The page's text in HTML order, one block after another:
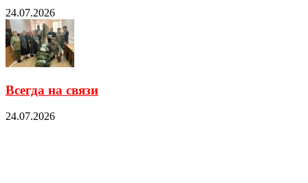
24.07.2026
Всегда на связи
24.07.2026